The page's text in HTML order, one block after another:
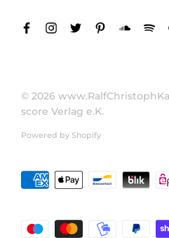
© 2026
score Verlag e.K.
Powered by Shopify